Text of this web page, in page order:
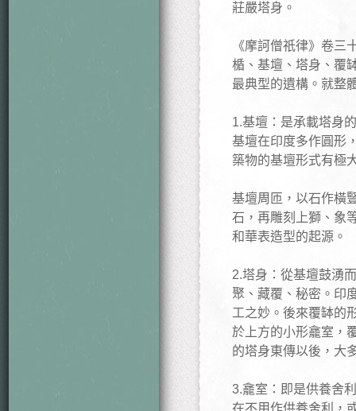
莊嚴塔身。
《摩訶僧祇律》卷
楯、基壇、塔身、覆
最典型的遺構。就整
1.基壇：是承載塔身
基壇在印度多作圓形
築物的基壇形式有極
基壇周匝，以石作橫
石，再雕刻上獅、象
和華表造型的起源。
2.塔身：從基壇鼓湧
聚、藏覆、秘密。印
工之妙。後來覆缽的
於上方的小形龕室，
的塔身東傳以後，大
3.龕室：即是供養舍
在不用作供養舍利，